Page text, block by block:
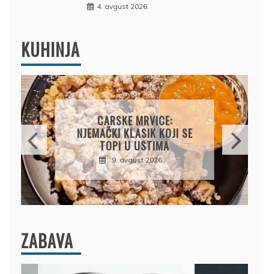
4. avgust 2026.
KUHINJA
ČIZKEJK S BOROVNICAMA:
KREMASTI KOLAČ BEZ
PEČENJA KOJI OSVAJA NA
PRVI ZALOGAJ
9. avgust 2026.
ZABAVA